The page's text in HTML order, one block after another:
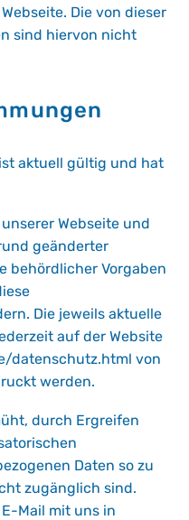
Die von dieser
sind hiervon nicht
aktuell gültig und hat
Webseite und
geänderter
behördlicher Vorgaben
Die jeweils aktuelle
auf der Website
datenschutz.html von
werden.
durch Ergreifen
Daten so zu
zugänglich sind.
Mail mit uns in